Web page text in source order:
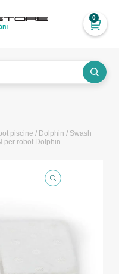
0
piscine / Dolphin / Swash
per robot Dolphin